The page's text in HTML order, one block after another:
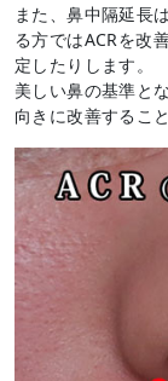
また、鼻中隔延長
る方ではACRを改
定したりします。
美しい鼻の基準
向きに改善するこ